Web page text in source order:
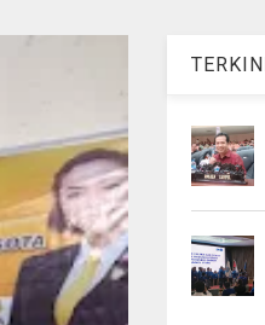
TERKINI